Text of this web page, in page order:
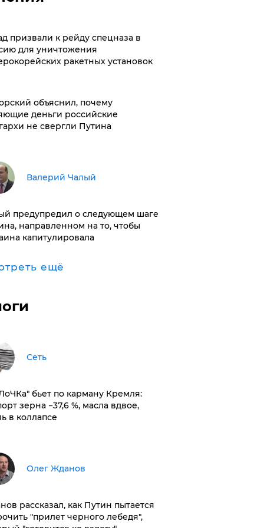
призвали к рейду спецназа в
для уничтожения
ракетных установок
объяснил, почему
деньги российские
не свергли Путина
Валерий Чалый
предупредил о следующем шаге
направленном на то, чтобы
капитулировала
ещё
Сеть
бьет по карману Кремля:
зерна −37,6 %, масла вдвое,
в коллапсе
Олег Жданов
рассказал, как Путин пытается
"прилет черного лебедя",